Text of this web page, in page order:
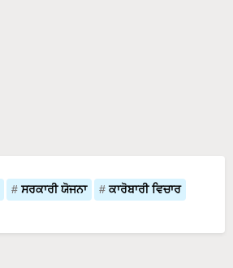
ਸਰਕਾਰੀ ਯੋਜਨਾ ਕਾਰੋਬਾਰੀ ਵਿਚਾਰ